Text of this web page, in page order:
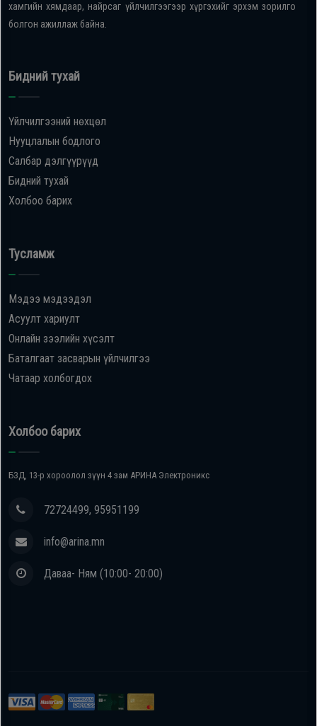
хамгийн хямдаар, найрсаг үйлчилгээгээр хүргэхийг эрхэм зорилго
болгон ажиллаж байна.
Бидний тухай
Үйлчилгээний нөхцөл
Нууцлалын бодлого
Салбар дэлгүүрүүд
Бидний тухай
Холбоо барих
Тусламж
Мэдээ мэдээдэл
Асуулт хариулт
Онлайн зээлийн хүсэлт
Баталгаат засварын үйлчилгээ
Чатаар холбогдох
Холбоо барих
БЗД, 13-р хороолол зүүн 4 зам АРИНА Электроникс
72724499, 95951199
info@arina.mn
Даваа- Ням (10:00- 20:00)